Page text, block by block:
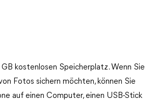
kostenlosen Speicherplatz. Wenn Sie
Fotos sichern möchten, können Sie
auf einen Computer, einen USB-Stick